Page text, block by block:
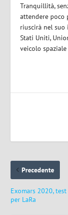
Tranquillità,
attendere poco
riuscirà nel
Stati Uniti,
veicolo
Precedente
Exomars 2020,
per LaRa